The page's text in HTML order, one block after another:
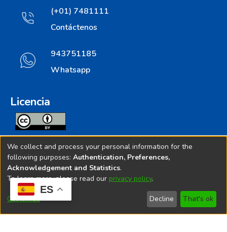
ES
(+01) 7481111
Contáctenos
943751185
Whatsapp
Licencia
Todos los contenidos de repositorio.ins.gob.pe estan
licenciados bajo
Creative Commoms License
© 2025. Instituto Nacional de Salud - Implementado por
We collect and process your personal information for the
following purposes: Authentication, Preferences,
Acknowledgement and Statistics.
To learn more, please read our privacy policy.
Customize Decline That's ok